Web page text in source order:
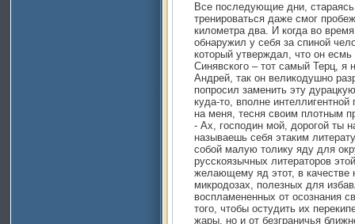
Все последующие дни,
тренироваться даже смог
километра два. И когда во
обнаружил у себя за спиной
который утверждал, что он
Синявского – тот самый Терц, я
Андрей, так он великодушно
попросил заменить эту
куда-то, вполне
на меня, тесня своим плотным
- Ах, господин мой, дорогой ты
называешь себя этаким
собой малую толику яду для
русскоязычных литераторов
желающему яд этот, в качестве
микродозах, полезных для
воспламененных от осознания
того, чтобы остудить их
жары, но и от безграничья